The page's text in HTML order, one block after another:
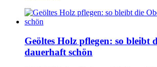
Geöltes Holz pflegen: so bleibt
dauerhaft schön